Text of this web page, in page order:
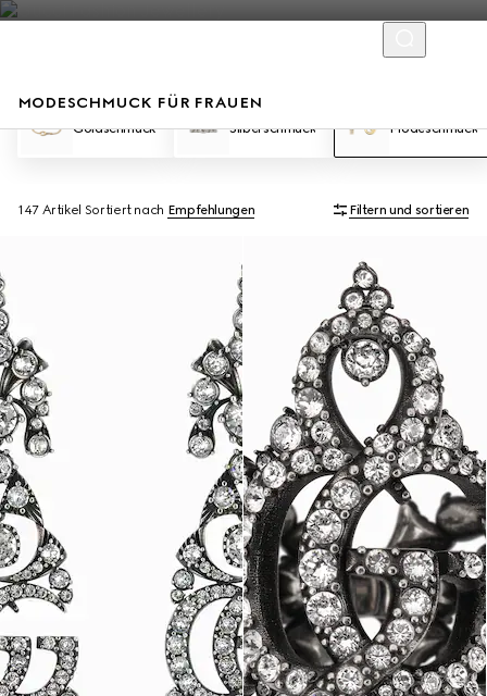
MODESCHMUCK FÜR FRAUEN
Goldschmuck Silberschmuck Modeschmuck
147 Artikel Sortiert nach Empfehlungen Filtern und sortieren